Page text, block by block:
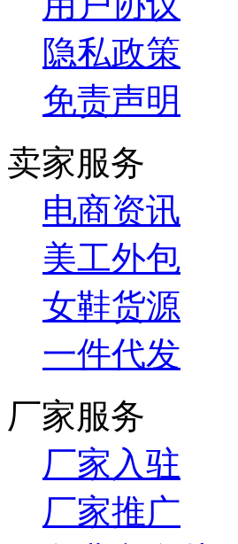
隐私政策
免责声明
卖家服务
电商资讯
美工外包
女鞋货源
一件代发
厂家服务
厂家入驻
厂家推广